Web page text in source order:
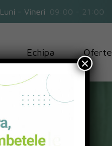
Luni - Vineri 09:00 - 21:00
Echipa Oferte
×